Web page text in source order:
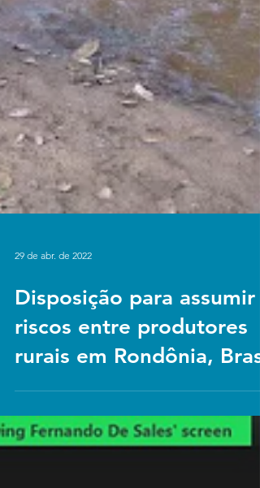
Disposição para assumir
riscos entre produtores
rurais em Rondônia,